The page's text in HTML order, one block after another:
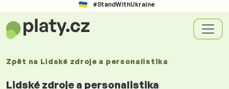
#StandWithUkraine
Zpět na Lidské zdroje a personalistika
Lidské zdroje a personalistika